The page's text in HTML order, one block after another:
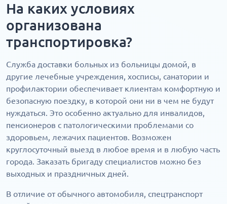
На каких условиях
организована
транспортировка?
Служба доставки больных из больницы домой, в
другие лечебные учреждения, хосписы, санатории и
профилактории обеспечивает клиентам комфортную и
безопасную поездку, в которой они ни в чем не будут
нуждаться. Это особенно актуально для инвалидов,
пенсионеров с патологическими проблемами со
здоровьем, лежачих пациентов. Возможен
круглосуточный выезд в любое время и в любую часть
города. Заказать бригаду специалистов можно без
выходных и праздничных дней.
В отличие от обычного автомобиля, спецтранспорт